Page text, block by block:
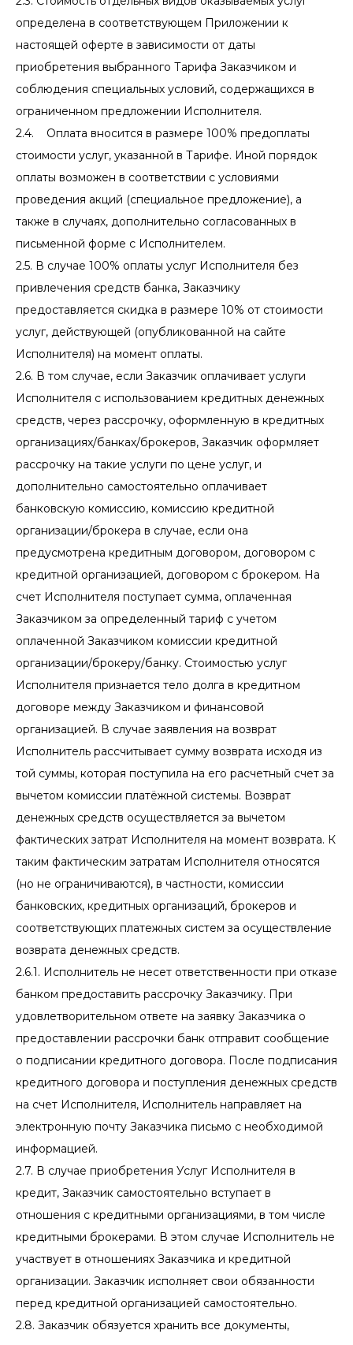
определена в соответствующем Приложении к
настоящей оферте в зависимости от даты
приобретения выбранного Тарифа Заказчиком и
соблюдения специальных условий, содержащихся в
ограниченном предложении Исполнителя.
2.4. Оплата вносится в размере 100% предоплаты
стоимости услуг, указанной в Тарифе. Иной порядок
оплаты возможен в соответствии с условиями
проведения акций (специальное предложение), а
также в случаях, дополнительно согласованных в
письменной форме с Исполнителем.
2.5. В случае 100% оплаты услуг Исполнителя без
привлечения средств банка, Заказчику
предоставляется скидка в размере 10% от стоимости
услуг, действующей (опубликованной на сайте
Исполнителя) на момент оплаты.
2.6. В том случае, если Заказчик оплачивает услуги
Исполнителя с использованием кредитных денежных
средств, через рассрочку, оформленную в кредитных
организациях/банках/брокеров, Заказчик оформляет
рассрочку на такие услуги по цене услуг, и
дополнительно самостоятельно оплачивает
банковскую комиссию, комиссию кредитной
организации/брокера в случае, если она
предусмотрена кредитным договором, договором с
кредитной организацией, договором с брокером. На
счет Исполнителя поступает сумма, оплаченная
Заказчиком за определенный тариф с учетом
оплаченной Заказчиком комиссии кредитной
организации/брокеру/банку. Стоимостью услуг
Исполнителя признается тело долга в кредитном
договоре между Заказчиком и финансовой
организацией. В случае заявления на возврат
Исполнитель рассчитывает сумму возврата исходя из
той суммы, которая поступила на его расчетный счет за
вычетом комиссии платёжной системы. Возврат
денежных средств осуществляется за вычетом
фактических затрат Исполнителя на момент возврата. К
таким фактическим затратам Исполнителя относятся
(но не ограничиваются), в частности, комиссии
банковских, кредитных организаций, брокеров и
соответствующих платежных систем за осуществление
возврата денежных средств.
2.6.1. Исполнитель не несет ответственности при отказе
банком предоставить рассрочку Заказчику. При
удовлетворительном ответе на заявку Заказчика о
предоставлении рассрочки банк отправит сообщение
о подписании кредитного договора. После подписания
кредитного договора и поступления денежных средств
на счет Исполнителя, Исполнитель направляет на
электронную почту Заказчика письмо с необходимой
информацией.
2.7. В случае приобретения Услуг Исполнителя в
кредит, Заказчик самостоятельно вступает в
отношения с кредитными организациями, в том числе
кредитными брокерами. В этом случае Исполнитель не
участвует в отношениях Заказчика и кредитной
организации. Заказчик исполняет свои обязанности
перед кредитной организацией самостоятельно.
2.8. Заказчик обязуется хранить все документы,